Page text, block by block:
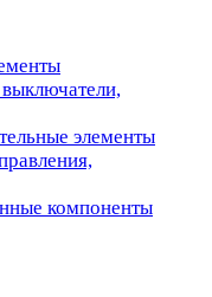
элементы
компоненты